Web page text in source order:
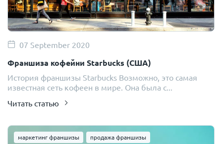
07 September 2020
Франшиза кофейни Starbucks (США)
История франшизы Starbucks Возможно, это самая
известная сеть кофеен в мире. Она была с...
Читать статью
маркетинг франшизы продажа франшизы